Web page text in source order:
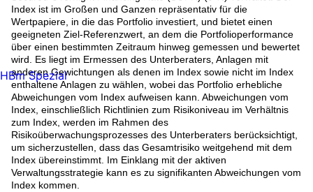
Index ist im Großen und Ganzen repräsentativ für die
Wertpapiere, in die das Portfolio investiert, und bietet einen
geeigneten Ziel-Referenzwert, an dem die Portfolioperformance
über einen bestimmten Zeitraum hinweg gemessen und bewertet
wird. Es liegt im Ermessen des Unterberaters, Anlagen mit
anderen Gewichtungen als denen im Index sowie nicht im Index
enthaltene Anlagen zu wählen, wobei das Portfolio erhebliche
Abweichungen vom Index aufweisen kann. Abweichungen vom
Index, einschließlich Richtlinien zum Risikoniveau im Verhältnis
zum Index, werden im Rahmen des
Risikoüberwachungsprozesses des Unterberaters berücksichtigt,
um sicherzustellen, dass das Gesamtrisiko weitgehend mit dem
Index übereinstimmt. Im Einklang mit der aktiven
Verwaltungsstrategie kann es zu signifikanten Abweichungen vom
Index kommen.
HBm Spezial